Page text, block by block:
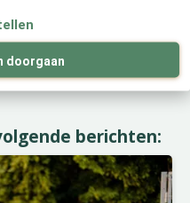
doorgaan
berichten: